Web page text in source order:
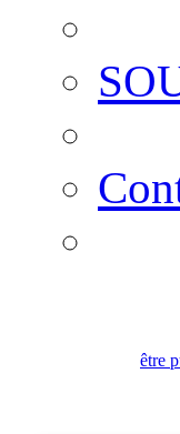
être